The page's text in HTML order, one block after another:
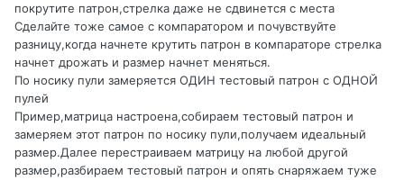
покрутите патрон,стрелка даже не сдвинется с места
Сделайте тоже самое с компаратором и почувствуйте
разницу,когда начнете крутить патрон в компараторе стрелка
начнет дрожать и размер начнет меняться.
По носику пули замеряется ОДИН тестовый патрон с ОДНОЙ
пулей
Пример,матрица настроена,собираем тестовый патрон и
замеряем этот патрон по носику пули,получаем идеальный
размер.Далее перестраиваем матрицу на любой другой
размер,разбираем тестовый патрон и опять снаряжаем туже